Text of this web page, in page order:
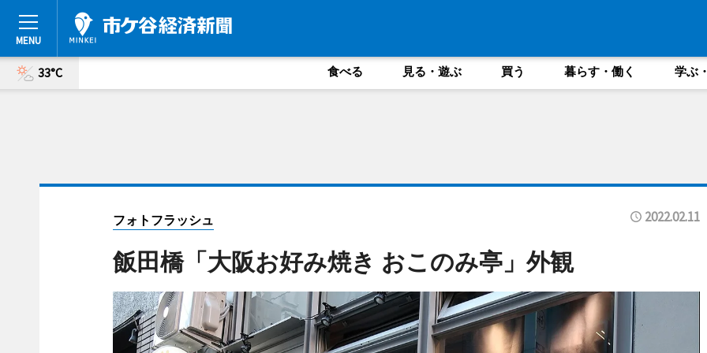
33°C 食べる 見る・遊ぶ 買う 暮らす・働く 学ぶ
フォトフラッシュ 2022.02.11
飯田橋「大阪お好み焼き おこのみ亭」外観